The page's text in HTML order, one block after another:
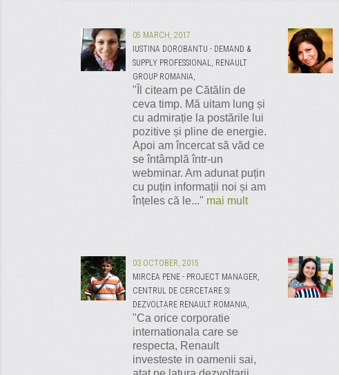
05 MARCH, 2017
IUSTINA DOROBANTU - DEMAND &
SUPPLY PROFESSIONAL, RENAULT
GROUP ROMANIA,
"Îl citeam pe Cătălin de
ceva timp. Mă uitam lung și
cu admirație la postările lui
pozitive și pline de energie.
Apoi am încercat să văd ce
se întâmplă într-un
webminar. Am adunat puțin
cu puțin informații noi și am
înțeles că le..." mai mult
03 OCTOBER, 2015
MIRCEA PENE - PROJECT MANAGER,
CENTRUL DE CERCETARE SI
DEZVOLTARE RENAULT ROMANIA,
"Ca orice corporatie
internationala care se
respecta, Renault
investeste in oamenii sai,